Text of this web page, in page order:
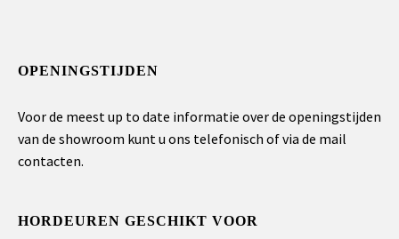
OPENINGSTIJDEN
Voor de meest up to date informatie over de openingstijden
van de showroom kunt u ons telefonisch of via de mail
contacten.
HORDEUREN GESCHIKT VOOR